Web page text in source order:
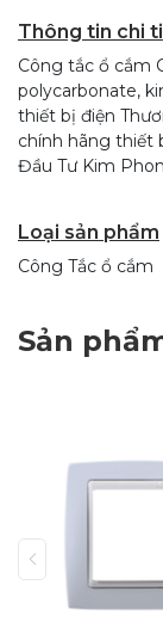
Thông tin chi
Công tắc ổ cắm
polycarbonate,
thiết bị điện
chính hãng thiết
Đầu Tư Kim
Loại sản phẩm
Công Tắc ổ cắm
Sản